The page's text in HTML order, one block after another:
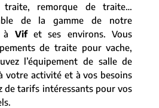
remorque de traite…
de la gamme de notre
à Vifet ses environs. Vous
de traite pour vache,
l’équipement de salle de
votre activité et à vos besoins
de tarifs intéressants pour vos